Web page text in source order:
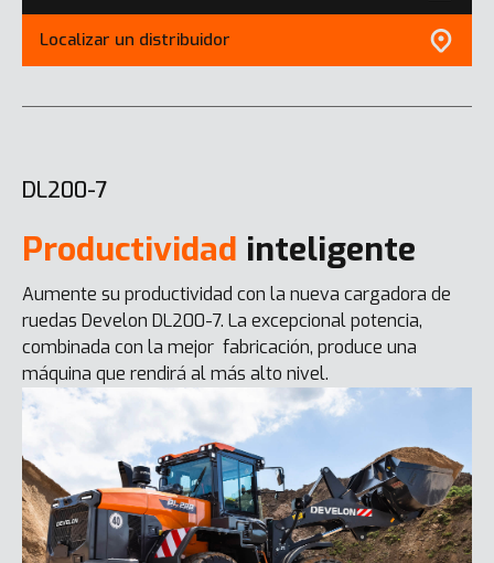
Localizar un distribuidor
DL200-7
Productividad inteligente
Aumente su productividad con la nueva cargadora de
ruedas Develon DL200-7. La excepcional potencia,
combinada con la mejor fabricación, produce una
máquina que rendirá al más alto nivel.